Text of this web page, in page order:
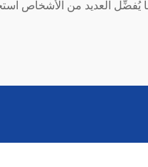
يُفضِّل العديد من الأشخاص